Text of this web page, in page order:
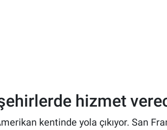
hizmet
kentinde yola çıkıyor. San